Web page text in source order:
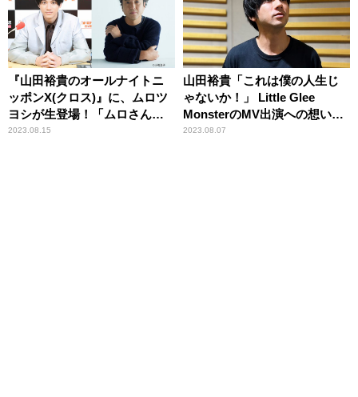
『山田裕貴のオールナイトニ
ッポンX(クロス)』に、ムロツ
ヨシが生登場！「ムロさんが
どんな話をしてくれるかがと
2023.08.15
山田裕貴「これは僕の人生じ
ゃないか！」 Little Glee
MonsterのMV出演への想いを
激白
2023.08.07